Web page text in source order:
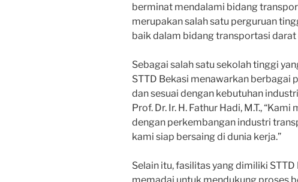
berminat mendalami bidang
merupakan salah satu perguruan
baik dalam bidang transportasi darat
Sebagai salah satu sekolah tinggi
STTD Bekasi menawarkan berbagai
dan sesuai dengan kebutuhan
Prof. Dr. Ir. H. Fathur Hadi, M.T.,
dengan perkembangan industri
kami siap bersaing di dunia kerja.”
Selain itu, fasilitas yang dimiliki